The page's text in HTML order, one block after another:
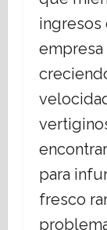
ingresos
empresa
para
fresco